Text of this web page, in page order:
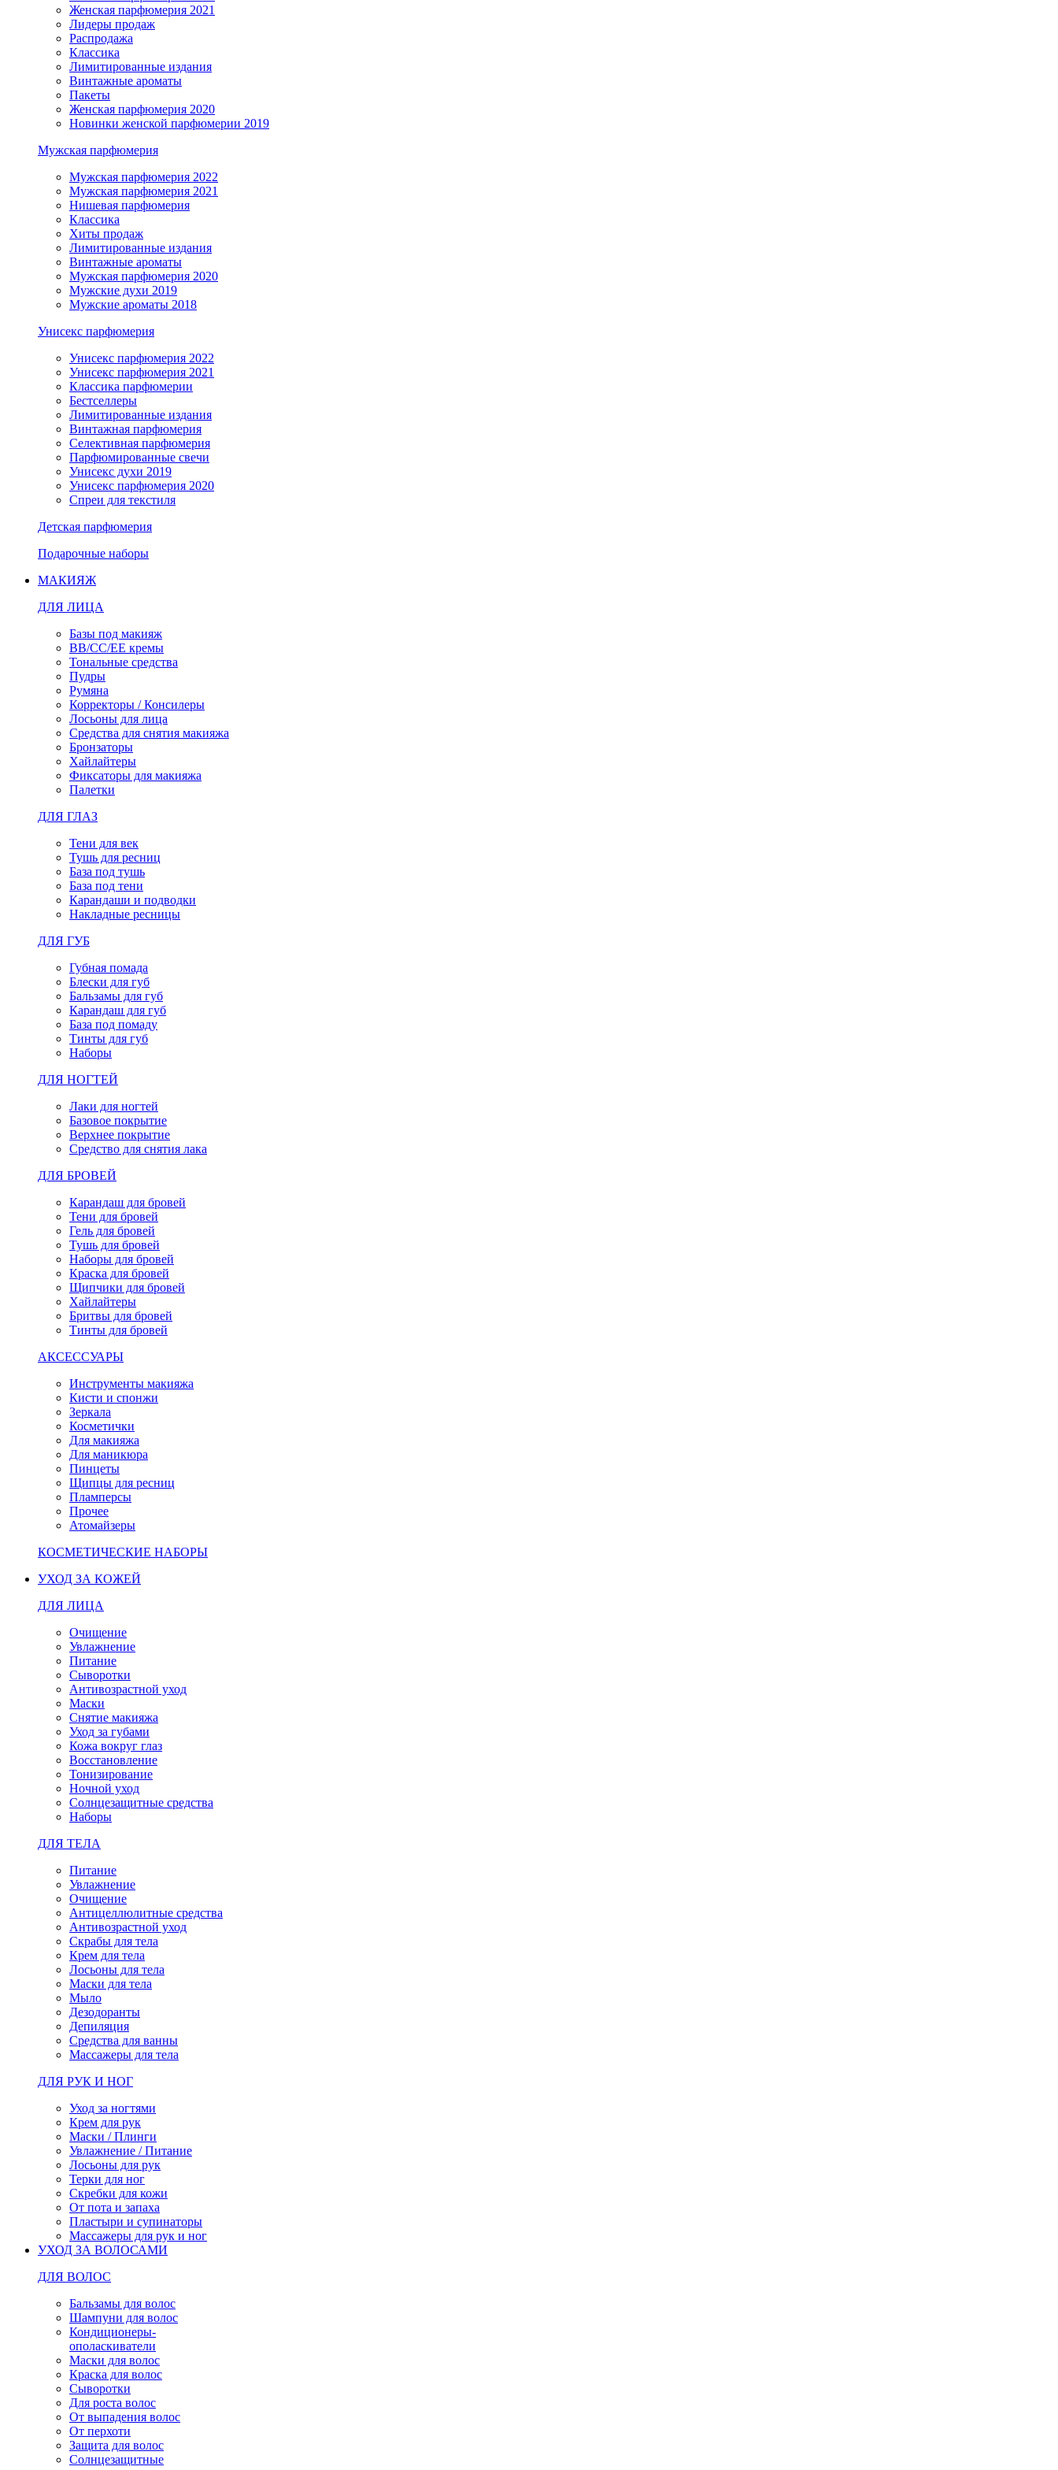
Женская парфюмерия 2021
Лидеры продаж
Распродажа
Классика
Лимитированные издания
Винтажные ароматы
Пакеты
Женская парфюмерия 2020
Новинки женской парфюмерии 2019
Мужская парфюмерия
Мужская парфюмерия 2022
Мужская парфюмерия 2021
Нишевая парфюмерия
Классика
Хиты продаж
Лимитированные издания
Винтажные ароматы
Мужская парфюмерия 2020
Мужские духи 2019
Мужские ароматы 2018
Унисекс парфюмерия
Унисекс парфюмерия 2022
Унисекс парфюмерия 2021
Классика парфюмерии
Бестселлеры
Лимитированные издания
Винтажная парфюмерия
Селективная парфюмерия
Парфюмированные свечи
Унисекс духи 2019
Унисекс парфюмерия 2020
Спреи для текстиля
Детская парфюмерия
Подарочные наборы
МАКИЯЖ
ДЛЯ ЛИЦА
Базы под макияж
BB/CC/EE кремы
Тональные средства
Пудры
Румяна
Корректоры / Консилеры
Лосьоны для лица
Средства для снятия макияжа
Бронзаторы
Хайлайтеры
Фиксаторы для макияжа
Палетки
ДЛЯ ГЛАЗ
Тени для век
Тушь для ресниц
База под тушь
База под тени
Карандаши и подводки
Накладные ресницы
ДЛЯ ГУБ
Губная помада
Блески для губ
Бальзамы для губ
Карандаш для губ
База под помаду
Тинты для губ
Наборы
ДЛЯ НОГТЕЙ
Лаки для ногтей
Базовое покрытие
Верхнее покрытие
Средство для снятия лака
ДЛЯ БРОВЕЙ
Карандаш для бровей
Тени для бровей
Гель для бровей
Тушь для бровей
Наборы для бровей
Краска для бровей
Щипчики для бровей
Хайлайтеры
Бритвы для бровей
Тинты для бровей
АКСЕССУАРЫ
Инструменты макияжа
Кисти и спонжи
Зеркала
Косметички
Для макияжа
Для маникюра
Пинцеты
Щипцы для ресниц
Пламперсы
Прочее
Атомайзеры
КОСМЕТИЧЕСКИЕ НАБОРЫ
УХОД ЗА КОЖЕЙ
ДЛЯ ЛИЦА
Очищение
Увлажнение
Питание
Сыворотки
Антивозрастной уход
Маски
Снятие макияжа
Уход за губами
Кожа вокруг глаз
Восстановление
Тонизирование
Ночной уход
Солнцезащитные средства
Наборы
ДЛЯ ТЕЛА
Питание
Увлажнение
Очищение
Антицеллюлитные средства
Антивозрастной уход
Скрабы для тела
Крем для тела
Лосьоны для тела
Маски для тела
Мыло
Дезодоранты
Депиляция
Средства для ванны
Массажеры для тела
ДЛЯ РУК И НОГ
Уход за ногтями
Крем для рук
Маски / Плинги
Увлажнение / Питание
Лосьоны для рук
Терки для ног
Скребки для кожи
От пота и запаха
Пластыри и супинаторы
Массажеры для рук и ног
УХОД ЗА ВОЛОСАМИ
ДЛЯ ВОЛОС
Бальзамы для волос
Шампуни для волос
Кондиционеры-
ополаскиватели
Маски для волос
Краска для волос
Сыворотки
Для роста волос
От выпадения волос
От перхоти
Защита для волос
Солнцезащитные